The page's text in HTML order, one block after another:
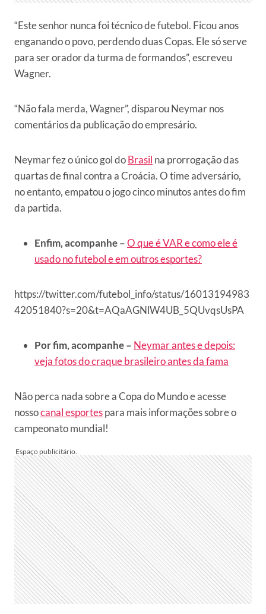
“Este senhor nunca foi técnico de futebol. Ficou anos
enganando o povo, perdendo duas Copas. Ele só serve
para ser orador da turma de formandos”, escreveu
Wagner.
“Não fala merda, Wagner”, disparou Neymar nos
comentários da publicação do empresário.
Neymar fez o único gol doBrasil na prorrogação das
quartas de final contra a Croácia. O time adversário,
no entanto, empatou o jogo cinco minutos antes do fim
da partida.
Enfim, acompanhe –O que é VAR e como ele é
usado no futebol e em outros esportes?
https://twitter.com/futebol_info/status/16013194983
42051840?s=20&t=AQaAGNlW4UB_5QUvqsUsPA
Por fim, acompanhe – Neymar antes e depois:
veja fotos do craque brasileiro antes da fama
Não perca nada sobre a Copa do Mundo e acesse
nossocanal esportespara mais informações sobre o
campeonato mundial!